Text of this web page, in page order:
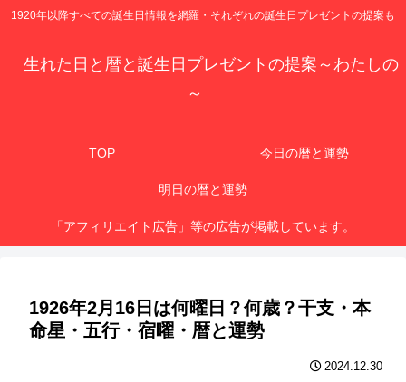
1920年以降すべての誕生日情報を網羅・それぞれの誕生日プレゼントの提案も
生れた日と暦と誕生日プレゼントの提案～わたしの
～
TOP 今日の暦と運勢
明日の暦と運勢
「アフィリエイト広告」等の広告が掲載しています。
1926年2月16日は何曜日？何歳？干支・本
命星・五行・宿曜・暦と運勢
2024.12.30